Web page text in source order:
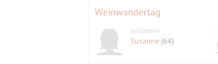
Weinwandertag
Initiatorin
Susanne (64)